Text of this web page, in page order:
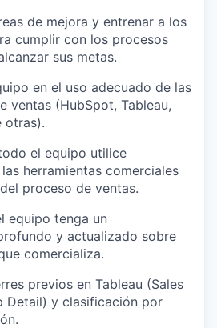
de mejora y entrenar a los
cumplir con los procesos
sus metas.
en el uso adecuado de las
ventas (HubSpot, Tableau,
otras).
el equipo utilice
herramientas comerciales
proceso de ventas.
equipo tenga un
y actualizado sobre
comercializa.
previos en Tableau (Sales
Detail) y clasificación por